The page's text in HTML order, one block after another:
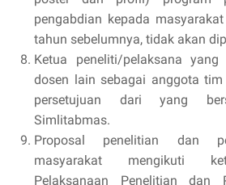
pengabdian kepada
tahun sebelumnya, tidak akan
Ketua peneliti/pelaksana
dosen lain sebagai anggota
persetujuan dari yang
Simlitabmas.
Proposal penelitian dan
masyarakat mengikuti
Pelaksanaan Penelitian dan